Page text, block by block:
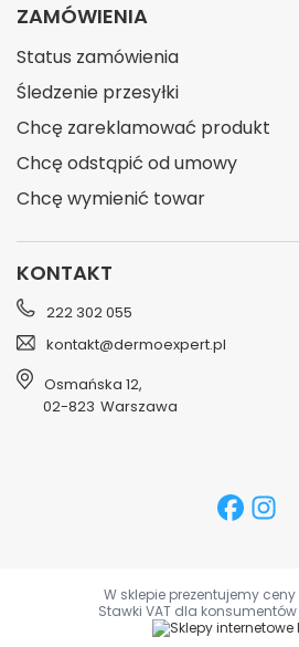
ZAMÓWIENIA
Status zamówienia
Śledzenie przesyłki
Chcę zareklamować produkt
Chcę odstąpić od umowy
Chcę wymienić towar
KONTAKT
222 302 055
kontakt@dermoexpert.pl
Osmańska 12,
02-823 Warszawa
W sklepie prezentujemy ceny
Stawki VAT dla konsumentów